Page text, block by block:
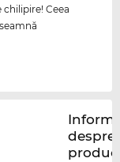
Ceea
despre